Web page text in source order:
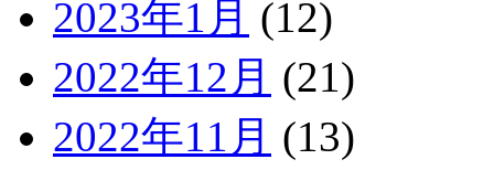
2023年1月 (12)
2022年12月 (21)
2022年11月 (13)